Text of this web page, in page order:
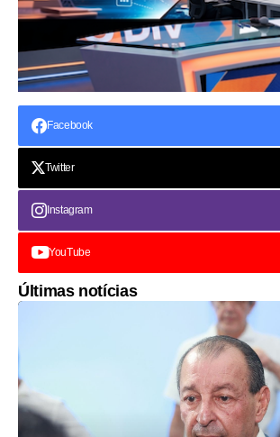
Facebook
Twitter
Instagram
YouTube
Últimas notícias